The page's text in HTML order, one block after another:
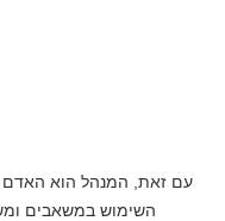
עם זאת, המנהל הוא
השימוש במשאבים